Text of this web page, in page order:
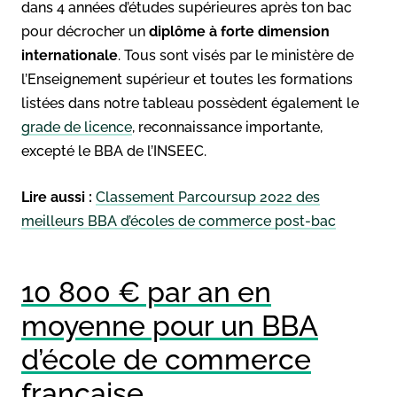
dans 4 années d’études supérieures après ton bac
pour décrocher un diplôme à forte dimension
internationale. Tous sont visés par le ministère de
l’Enseignement supérieur et toutes les formations
listées dans notre tableau possèdent également le
grade de licence, reconnaissance importante,
excepté le BBA de l’INSEEC.
Lire aussi : Classement Parcoursup 2022 des
meilleurs BBA d’écoles de commerce post-bac
10 800 € par an en
moyenne pour un BBA
d’école de commerce